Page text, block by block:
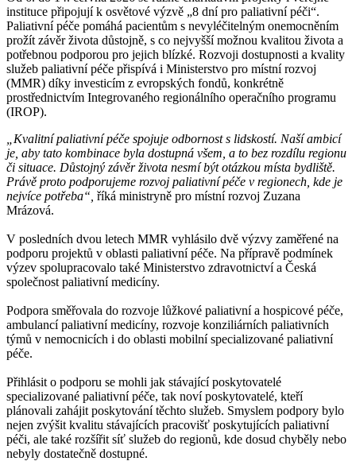
instituce připojují k osvětové výzvě „8 dní pro paliativní péči“.
Paliativní péče pomáhá pacientům s nevyléčitelným onemocněním
prožít závěr života důstojně, s co nejvyšší možnou kvalitou života a
potřebnou podporou pro jejich blízké. Rozvoji dostupnosti a kvality
služeb paliativní péče přispívá i Ministerstvo pro místní rozvoj
(MMR) díky investicím z evropských fondů, konkrétně
prostřednictvím Integrovaného regionálního operačního programu
(IROP).
„Kvalitní paliativní péče spojuje odbornost s lidskostí. Naší ambicí
je, aby tato kombinace byla dostupná všem, a to bez rozdílu regionu
či situace. Důstojný závěr života nesmí být otázkou místa bydliště.
Právě proto podporujeme rozvoj paliativní péče v regionech, kde je
nejvíce potřeba“, říká ministryně pro místní rozvoj Zuzana
Mrázová.
V posledních dvou letech MMR vyhlásilo dvě výzvy zaměřené na
podporu projektů v oblasti paliativní péče. Na přípravě podmínek
výzev spolupracovalo také Ministerstvo zdravotnictví a Česká
společnost paliativní medicíny.
Podpora směřovala do rozvoje lůžkové paliativní a hospicové péče,
ambulancí paliativní medicíny, rozvoje konziliárních paliativních
týmů v nemocnicích i do oblasti mobilní specializované paliativní
péče.
Přihlásit o podporu se mohli jak stávající poskytovatelé
specializované paliativní péče, tak noví poskytovatelé, kteří
plánovali zahájit poskytování těchto služeb. Smyslem podpory bylo
nejen zvýšit kvalitu stávajících pracovišť poskytujících paliativní
péči, ale také rozšířit síť služeb do regionů, kde dosud chyběly nebo
nebyly dostatečně dostupné.